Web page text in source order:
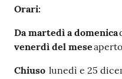
Orari:
Da martedì a domenica
venerdì del mese
Chiuso lunedì e 25